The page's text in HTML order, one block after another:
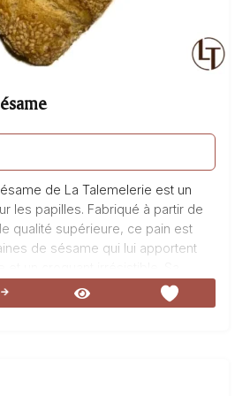
de La Talemelerie est un
les papilles. Fabriqué à partir de
qualité supérieure, ce pain est
de sésame qui lui apportent
lui confère une texture
aérée. Idéal pour accompagner